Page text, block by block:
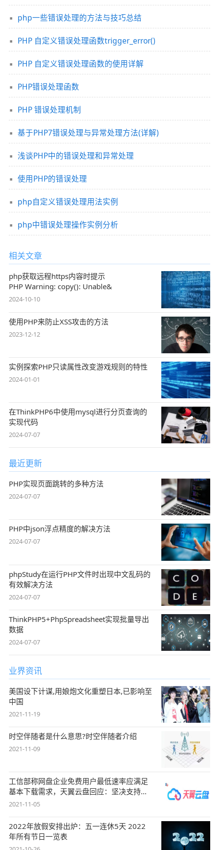
php一些错误处理的方法与技巧总结
PHP 自定义错误处理函数trigger_error()
PHP 自定义错误处理函数的使用详解
PHP错误处理函数
PHP 错误处理机制
基于PHP7错误处理与异常处理方法(详解)
浅谈PHP中的错误处理和异常处理
使用PHP的错误处理
php自定义错误处理用法实例
php中错误处理操作实例分析
相关文章
php获取远程https内容时提示
PHP Warning: copy(): Unable&
2024-10-10
使用PHP来防止XSS攻击的方法
2023-12-12
实例探索PHP只读属性改变游戏规则的特性
2024-01-01
在ThinkPHP6中使用mysql进行分页查询的
实现代码
2024-07-07
最近更新
PHP实现页面跳转的多种方法
2024-07-07
PHP中json浮点精度的解决方法
2024-07-07
phpStudy在运行PHP文件时出现中文乱码的
有效解决方法
2024-07-07
ThinkPHP5+PhpSpreadsheet实现批量导出
数据
2024-07-07
业界资讯
美国设下计谋,用娘炮文化重塑日本,已影响至
中国
2021-11-19
时空伴随者是什么意思?时空伴随者介绍
2021-11-09
工信部称网盘企业免费用户最低速率应满足
基本下载需求，天翼云盘回应：坚决支持，
始终
2021-11-05
2022年放假安排出炉：五一连休5天 2022
年所有节日一览表